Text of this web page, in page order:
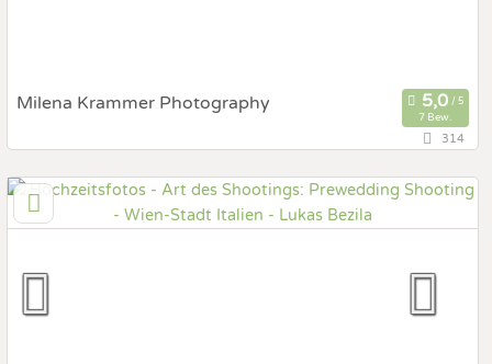
Milena Krammer Photography
7 Bew.
1160 Wien, Wien, Österreich
Hochzeits Shooting
Fotobox mit Zubehör
314